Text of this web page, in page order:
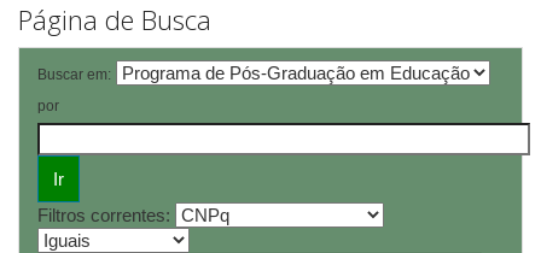
Página de Busca
Buscar em:
por
Filtros correntes: